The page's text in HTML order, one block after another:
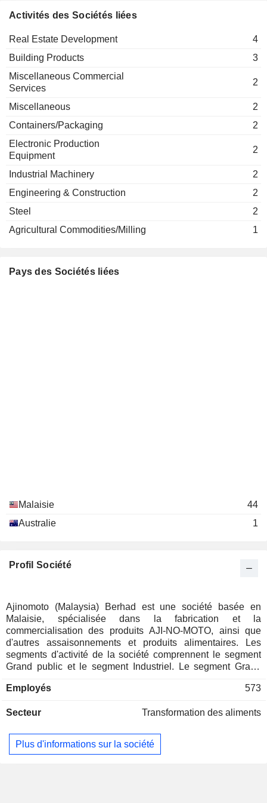
CAPE EMS
SFP TECH HOLDINGS
PLYTEC HOLDING
Kit Yeng Yee
MASTER TEC GROUP
Sze Min Yeow
Activités des Sociétés liées
Real Estate Development
4
Building Products
3
Miscellaneous Commercial
Services
2
Miscellaneous
2
Containers/Packaging
2
Electronic Production
Equipment
2
Industrial Machinery
2
Engineering & Construction
2
Steel
2
Agricultural Commodities/Milling
1
Pays des Sociétés liées
Malaisie
44
Australie
1
Profil Société
Ajinomoto (Malaysia) Berhad est une société basée en
Malaisie, spécialisée dans la fabrication et la
commercialisation des produits AJI-NO-MOTO, ainsi que
d'autres assaisonnements et produits alimentaires. Les
segments d'activité de la société comprennent le segment
Grand public et le segment Industriel. Le segment Grand
produits de grande consommation, notamment AJI-NO-
pour menus Seri-Aji et d'autres assaisonnements. Le
distribution de glutamate monosodique à usage industriel,
d’assaisonnements industriels et de produits connexes. Il
Employés 573
Secteur Transformation des aliments
Plus d'informations sur la société